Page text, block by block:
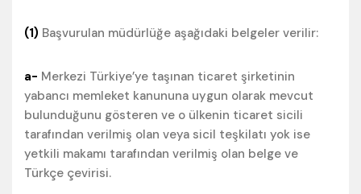
(1) Başvurulan müdürlüğe aşağıdaki belgeler verilir:
a- Merkezi Türkiye’ye taşınan ticaret şirketinin
yabancı memleket kanununa uygun olarak mevcut
bulunduğunu gösteren ve o ülkenin ticaret sicili
tarafından verilmiş olan veya sicil teşkilatı yok ise
yetkili makamı tarafından verilmiş olan belge ve
Türkçe çevirisi.